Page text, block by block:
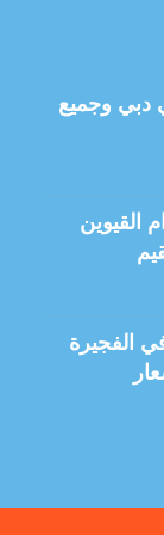
دبي وجميع
القيوين
الفجيرة